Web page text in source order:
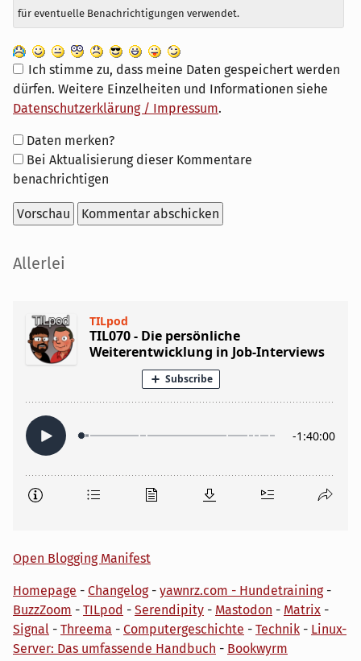
für eventuelle Benachrichtigungen verwendet.
Ich stimme zu, dass meine Daten gespeichert werden
dürfen. Weitere Einzelheiten und Informationen siehe
Datenschutzerklärung / Impressum.
Formular-
Optionen
Daten merken?
Bei Aktualisierung dieser Kommentare
benachrichtigen
Seitenleiste
Allerlei
Open Blogging Manifest
Homepage - Changelog- yawnrz.com - Hundetraining-
BuzzZoom - TILpod - Serendipity - Mastodon - Matrix -
Signal - Threema - Computergeschichte - Technik - Linux-
Server: Das umfassende Handbuch - Bookwyrm